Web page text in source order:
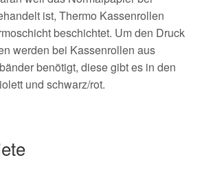
ist, Thermo Kassenrollen
beschichtet. Um den Druck
werden bei Kassenrollen aus
benötigt, diese gibt es in den
und schwarz/rot.